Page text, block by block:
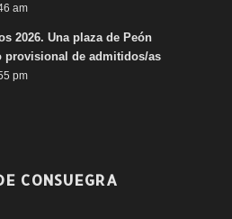
am
2026. Una plaza de Peón
provisional de admitidos/as
pm
CONSUEGRA